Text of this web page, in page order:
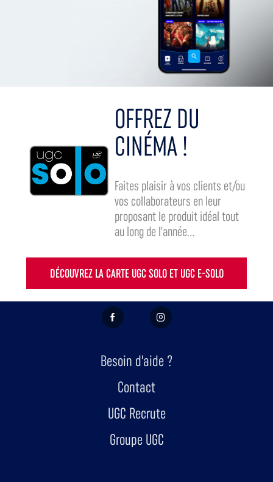
OFFREZ DU
CINÉMA !
Faites plaisir à vos clients et/ou
vos collaborateurs en leur
proposant le produit idéal tout
au long de l'année...
DÉCOUVREZ LA CARTE UGC SOLO ET UGC E-SOLO
FACEBOOK INSTAGRAM
Besoin d'aide ?
Contact
UGC Recrute
Groupe UGC